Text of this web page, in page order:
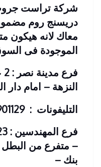
شركة تراست
دريسنج روم
معاك لانه هيكون
الموجودة فى
النزهة – امام دار
التليفونات : 26901129 – 01117172647
– متفرع من البطل
بنك –